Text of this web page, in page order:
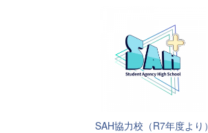
SAH協力校（R7年度より）